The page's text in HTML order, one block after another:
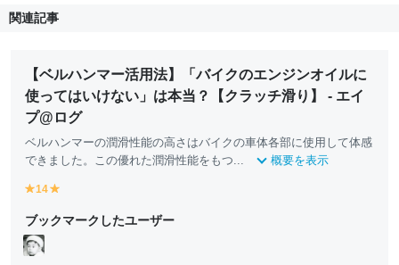
関連記事
【ベルハンマー活用法】「バイクのエンジンオイルに
使ってはいけない」は本当？【クラッチ滑り】 - エイ
プ@ログ
ベルハンマーの潤滑性能の高さはバイクの車体各部に使用して体感
できました。この優れた潤滑性能をもつ...
概要を表示
y
ll
o
w
14
ll
ブックマークしたユーザー